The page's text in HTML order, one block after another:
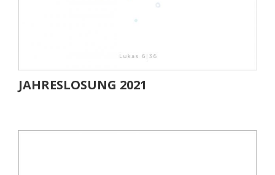
JAHRESLOSUNG 2021